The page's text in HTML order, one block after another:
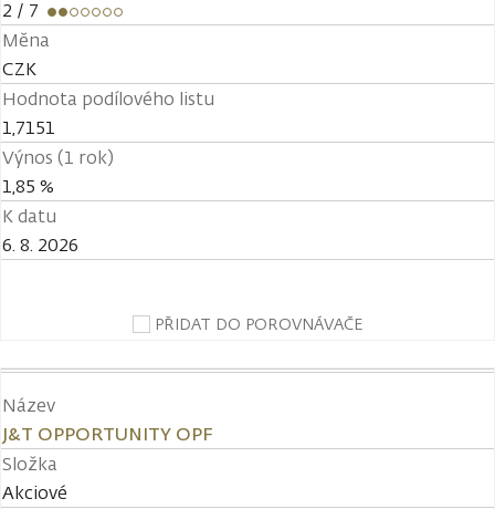
2 / 7
Měna
CZK
Hodnota podílového listu
1,7151
Výnos (1 rok)
1,85 %
K datu
6. 8. 2026
PŘIDAT DO POROVNÁVAČE
Název
J&T OPPORTUNITY OPF
Složka
Akciové